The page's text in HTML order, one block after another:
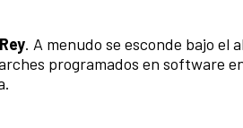
. A menudo se esconde bajo el
programados en software